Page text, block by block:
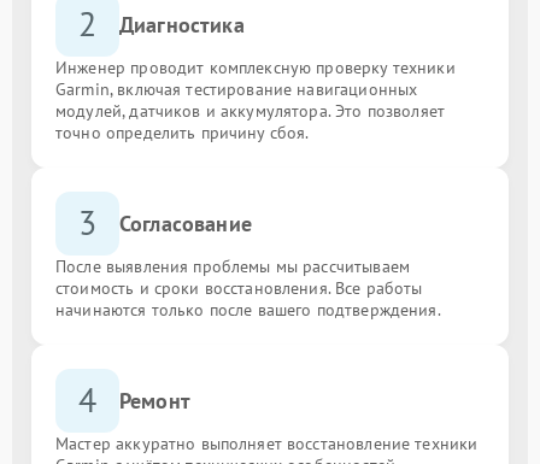
2 Диагностика
Инженер проводит комплексную проверку техники
Garmin, включая тестирование навигационных
модулей, датчиков и аккумулятора. Это позволяет
точно определить причину сбоя.
3 Согласование
После выявления проблемы мы рассчитываем
стоимость и сроки восстановления. Все работы
начинаются только после вашего подтверждения.
4 Ремонт
Мастер аккуратно выполняет восстановление техники